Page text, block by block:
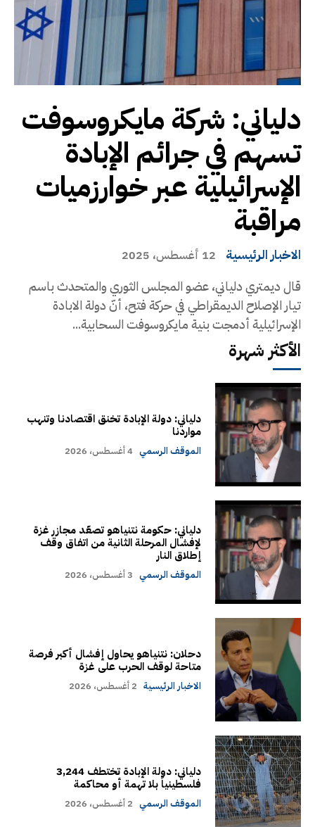
دلياني: شركة مايكروسوفت
تسهم في جرائم الإبادة
الإسرائيلية عبر خوارزميات
مراقبة
الاخبار الرئيسية 12 أغسطس، 2025
قال ديمتري دلياني، عضو المجلس الثوري والمتحدث باسم
تيار الإصلاح الديمقراطي في حركة فتح، أنّ دولة الابادة
الإسرائيلية أدمجت بنية مايكروسوفت السحابية...
الأكثر شهرة
دلياني: دولة الإبادة تخنق اقتصادنا وتنهب
مواردنا
الموقف الرسمي 4 أغسطس، 2026
دلياني: حكومة نتنياهو تصعّد مجازر غزة
لإفشال المرحلة الثانية من اتفاق وقف
إطلاق النار
الموقف الرسمي 3 أغسطس، 2026
دحلان: نتنياهو يحاول إفشال أكبر فرصة
متاحة لوقف الحرب على غزة
الاخبار الرئيسية 2 أغسطس، 2026
دلياني: دولة الإبادة تختطف 3,244
فلسطينياً بلا تهمة أو محاكمة
الموقف الرسمي 2 أغسطس، 2026